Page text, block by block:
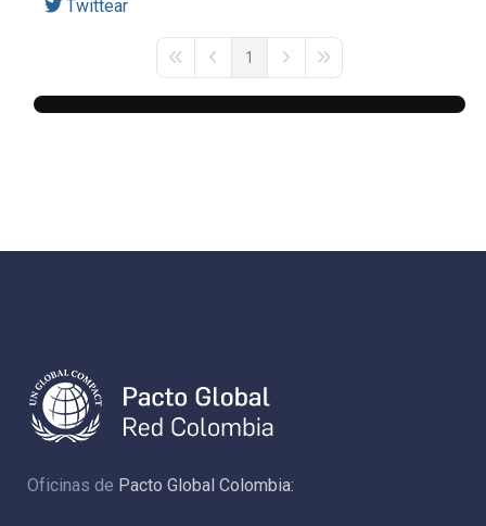
Twittear
First PagePrevious Page
1
Next PageLast Page
Oficinas de Pacto Global Colombia: